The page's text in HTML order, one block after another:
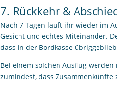
7. Rückkehr &
Nach 7 Tagen lauft ihr wieder im
Gesicht und echtes Miteinander.
dass in der Bordkasse
Bei einem solchen Ausflug
zumindest, dass